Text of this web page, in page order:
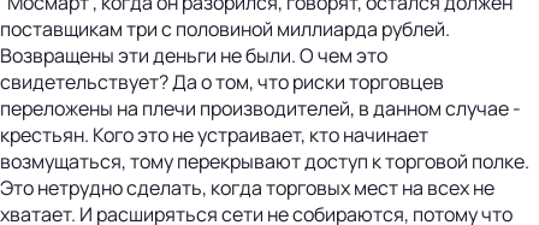
поставщикам три с половиной миллиарда рублей.
Возвращены эти деньги не были. О чем это
свидетельствует? Да о том, что риски торговцев
переложены на плечи производителей, в данном случае -
крестьян. Кого это не устраивает, кто начинает
возмущаться, тому перекрывают доступ к торговой полке.
Это нетрудно сделать, когда торговых мест на всех не
хватает. И расширяться сети не собираются, потому что